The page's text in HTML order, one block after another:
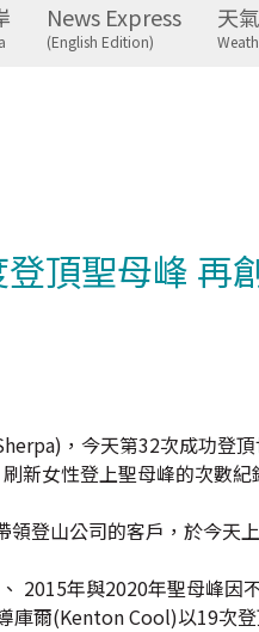
News Express
(English Edition)
天氣
頂聖母峰 再
，今天第32次成功登
新女性登上聖母峰的次數紀
登山公司的客戶，於今天
2015年與2020年聖母峰
庫爾(Kenton Cool)以19次登